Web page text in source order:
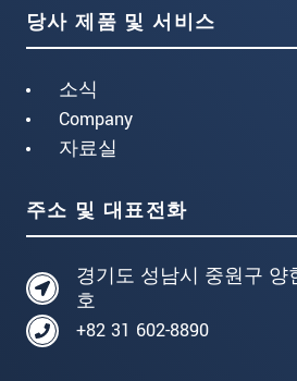
당사 제품 및 서비스
소식
Company
자료실
주소 및 대표전화
경기도 성남시 중원구 양
호
+82 31 602-8890